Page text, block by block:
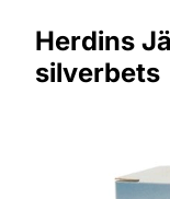
Herdins
silverbets